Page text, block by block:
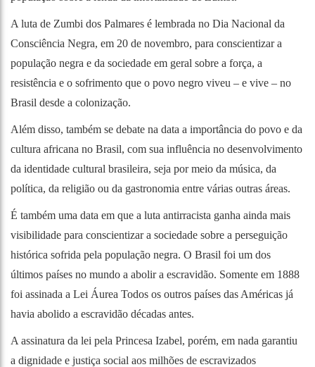
A luta de Zumbi dos Palmares é lembrada no Dia Nacional da
Consciência Negra, em 20 de novembro, para conscientizar a
população negra e da sociedade em geral sobre a força, a
resistência e o sofrimento que o povo negro viveu – e vive – no
Brasil desde a colonização.
Além disso, também se debate na data a importância do povo e da
cultura africana no Brasil, com sua influência no desenvolvimento
da identidade cultural brasileira, seja por meio da música, da
política, da religião ou da gastronomia entre várias outras áreas.
É também uma data em que a luta antirracista ganha ainda mais
visibilidade para conscientizar a sociedade sobre a perseguição
histórica sofrida pela população negra. O Brasil foi um dos
últimos países no mundo a abolir a escravidão. Somente em 1888
foi assinada a Lei Áurea Todos os outros países das Américas já
havia abolido a escravidão décadas antes.
A assinatura da lei pela Princesa Izabel, porém, em nada garantiu
a dignidade e justiça social aos milhões de escravizados